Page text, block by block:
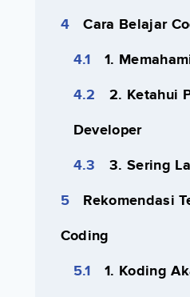
Cara Belajar
1.
2. Ketahui
Developer
3. Sering
Rekomendasi
Coding
1. Koding